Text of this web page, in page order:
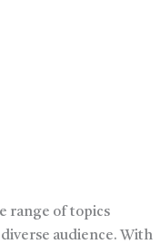
range of topics
audience. With